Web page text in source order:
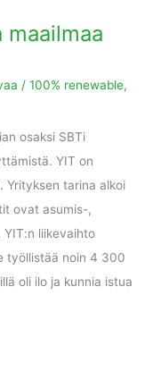
maailmaa
/ 100% renewable,
osaksi SBTi
YIT on
Yrityksen tarina alkoi
ovat asumis-,
liikevaihto
työllistää noin 4 300
oli ilo ja kunnia istua